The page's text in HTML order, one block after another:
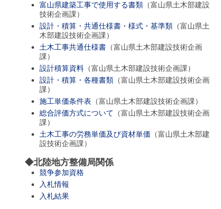
富山県建築工事で使用する書類 （富山県土木部建設
技術企画課）
設計・積算・共通仕様書・様式・基準類 （富山県土
木部建設技術企画課）
土木工事共通仕様書 （富山県土木部建設技術企画
課）
設計積算資料 （富山県土木部建設技術企画課）
設計・積算・各種書類 （富山県土木部建設技術企画
課）
施工単価条件表 （富山県土木部建設技術企画課）
総合評価方式について
（富山県土木部建設技術企画
課）
土木工事の労務単価及び資材単価 （富山県土木部建
設技術企画課）
◆北陸地方整備局関係
競争参加資格
入札情報
入札結果